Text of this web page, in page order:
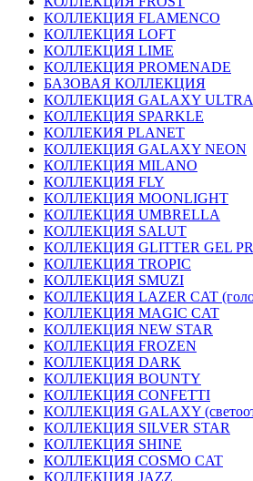
КОЛЛЕКЦИЯ FLAMENCO
КОЛЛЕКЦИЯ LOFT
КОЛЛЕКЦИЯ LIME
КОЛЛЕКЦИЯ PROMENADE
БАЗОВАЯ КОЛЛЕКЦИЯ
КОЛЛЕКЦИЯ GALAXY ULTRA
КОЛЛЕКЦИЯ SPARKLE
КОЛЛЕКИЯ PLANET
КОЛЛЕКЦИЯ GALAXY NEON
КОЛЛЕКЦИЯ MILANO
КОЛЛЕКЦИЯ FLY
КОЛЛЕКЦИЯ MOONLIGHT
КОЛЛЕКЦИЯ UMBRELLA
КОЛЛЕКЦИЯ SALUT
КОЛЛЕКЦИЯ GLITTER GEL
КОЛЛЕКЦИЯ TROPIC
КОЛЛЕКЦИЯ SMUZI
КОЛЛЕКЦИЯ LAZER CAT
КОЛЛЕКЦИЯ MAGIC CAT
КОЛЛЕКЦИЯ NEW STAR
КОЛЛЕКЦИЯ FROZEN
КОЛЛЕКЦИЯ DARK
КОЛЛЕКЦИЯ BOUNTY
КОЛЛЕКЦИЯ CONFETTI
КОЛЛЕКЦИЯ GALAXY
КОЛЛЕКЦИЯ SILVER STAR
КОЛЛЕКЦИЯ SHINE
КОЛЛЕКЦИЯ COSMO CAT
КОЛЛЕКЦИЯ JAZZ